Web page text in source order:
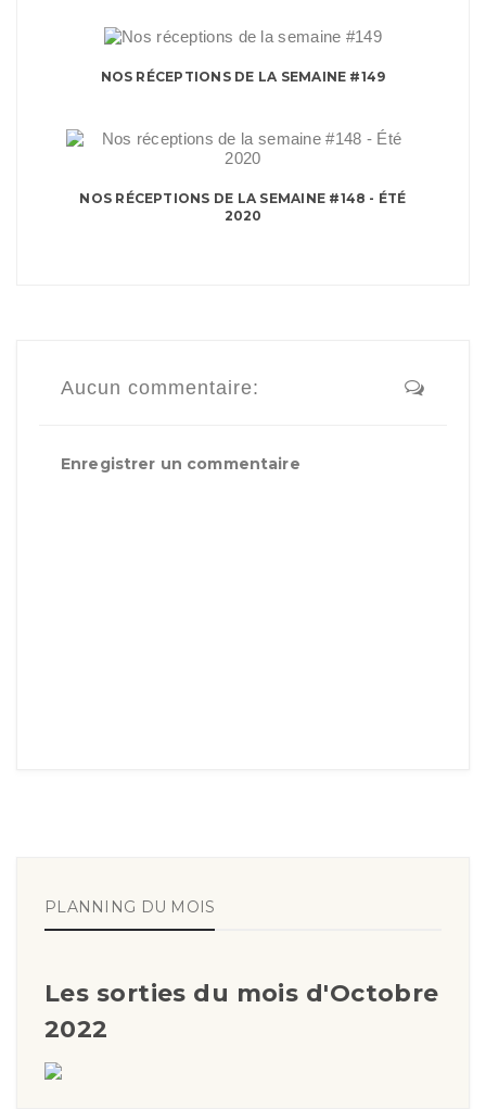
NOS RÉCEPTIONS DE LA SEMAINE #149
NOS RÉCEPTIONS DE LA SEMAINE #148 - ÉTÉ
2020
Aucun commentaire:
Enregistrer un commentaire
PLANNING DU MOIS
Les sorties du mois d'Octobre
2022